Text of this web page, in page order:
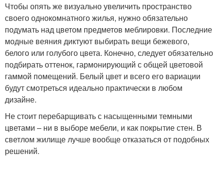
Чтобы опять же визуально увеличить пространство
своего однокомнатного жилья, нужно обязательно
подумать над цветом предметов меблировки. Последние
модные веяния диктуют выбирать вещи бежевого,
белого или голубого цвета. Конечно, следует обязательно
подбирать оттенок, гармонирующий с общей цветовой
гаммой помещений. Белый цвет и всего его вариации
будут смотреться идеально практически в любом
дизайне.
Не стоит перебарщивать с насыщенными темными
цветами – ни в выборе мебели, и как покрытие стен. В
светлом жилище лучше вообще отказаться от подобных
решений.